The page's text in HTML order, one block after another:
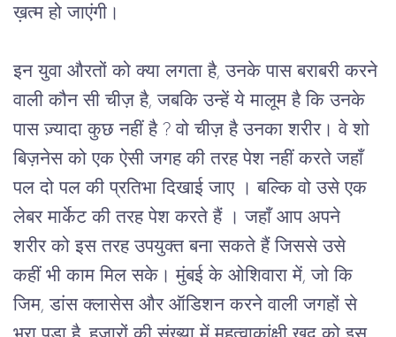
ख़त्म हो जाएंगी।
इन युवा औरतों को क्या लगता है, उनके पास बराबरी करने
वाली कौन सी चीज़ है, जबकि उन्हें ये मालूम है कि उनके
पास ज़्यादा कुछ नहीं है ? वो चीज़ है उनका शरीर। वे शो
बिज़नेस को एक ऐसी जगह की तरह पेश नहीं करते जहाँ
पल दो पल की प्रतिभा दिखाई जाए । बल्कि वो उसे एक
लेबर मार्केट की तरह पेश करते हैं । जहाँ आप अपने
शरीर को इस तरह उपयुक्त बना सकते हैं जिससे उसे
कहीं भी काम मिल सके। मुंबई के ओशिवारा में, जो कि
जिम, डांस क्लासेस और ऑडिशन करने वाली जगहों से